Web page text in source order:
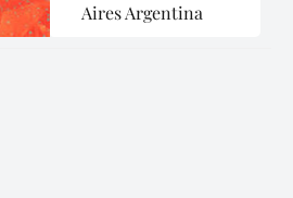
Aires Argentina